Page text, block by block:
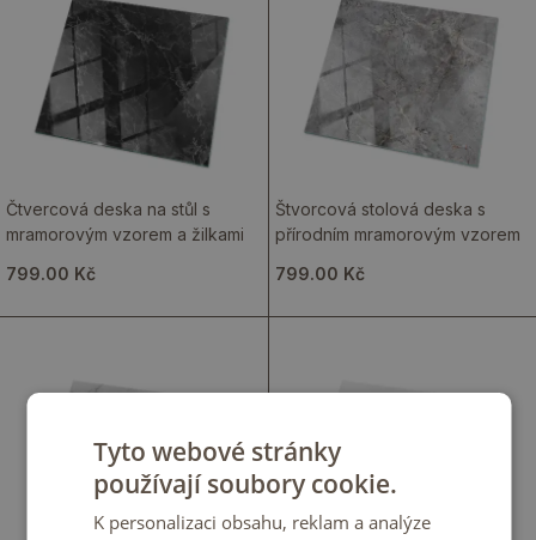
Čtvercová deska na stůl s
mramorovým vzorem a žilkami
799.00 Kč
Štvorcová stolová deska s
přírodním mramorovým vzorem
799.00 Kč
Tyto webové stránky
používají soubory cookie.
K personalizaci obsahu, reklam a analýze